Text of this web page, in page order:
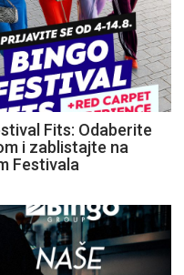
Fits: Odaberite
i zablistajte na
Festivala